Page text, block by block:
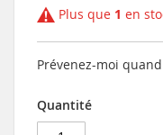
Plus que 1 en
Prévenez-moi
Quantité